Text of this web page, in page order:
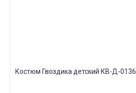
Костюм Гвоздика детский КВ-Д-0136